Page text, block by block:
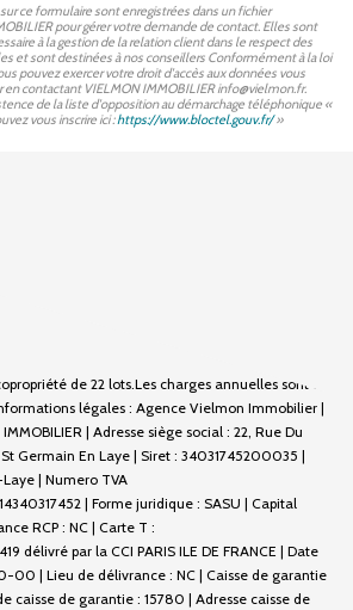
ce formulaire sont enregistrées dans un fichier
pour gérer votre demande de contact. Elles sont
à la gestion de la relation client dans le respect des
et sont destinées à nos conseillers Conformément à la loi
pouvez exercer votre droit d'accès aux données vous
contactant VIELMON IMMOBILIER info@vielmon.fr.
de la liste d'opposition au démarchage téléphonique «
vous inscrire ici :https://www.bloctel.gouv.fr/»
de 22 lots.Les charges annuelles sont de
légales : Agence Vielmon Immobilier |
| Adresse siège social : 22, Rue Du
Germain En Laye | Siret : 34031745200035 |
| Numero TVA
| Forme juridique : SASU | Capital
RCP : NC | Carte T :
délivré par la CCI PARIS ILE DE FRANCE | Date
| Lieu de délivrance : NC | Caisse de garantie
caisse de garantie : 15780 | Adresse caisse de